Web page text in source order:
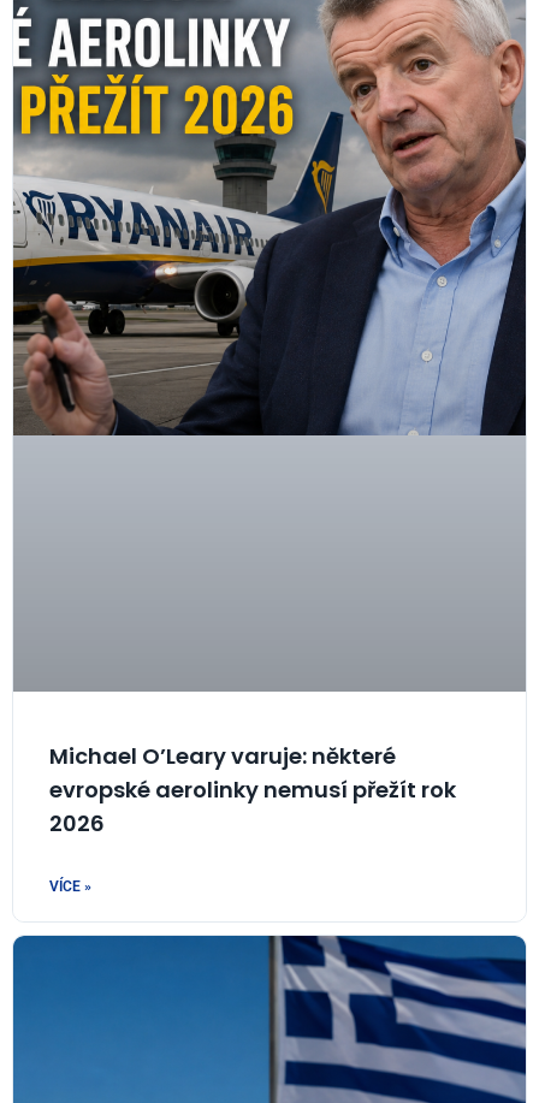
Michael O’Leary varuje: některé
evropské aerolinky nemusí přežít rok
2026
VÍCE »